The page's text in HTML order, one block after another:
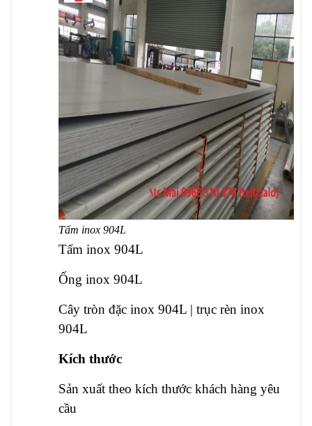
Tấm inox 904L
Tấm inox 904L
Ống inox 904L
Cây tròn đặc inox 904L | trục rèn inox
904L
Kích thước
Sản xuất theo kích thước khách hàng yêu
cầu